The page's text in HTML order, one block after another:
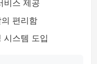
비스 제공
편리함
시스템 도입